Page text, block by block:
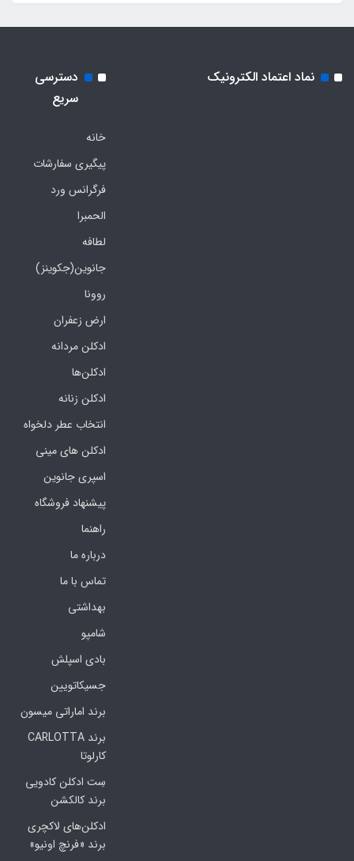
نماد اعتماد الکترونیک
دسترسی
سریع
خانه
پیگیری سفارشات
فرگرانس ورد
الحمبرا
لطافه
جانوین(جکوینز)
روونا
ارض زعفران
ادکلن مردانه
ادکلن‌ها
ادکلن زنانه
انتخاب عطر دلخواه
ادکلن های مینی
اسپری جانوین
پیشنهاد فروشگاه
راهنما
درباره ما
تماس با ما
بهداشتی
شامپو
بادی اسپلش
جسیکاتویین
برند اماراتی میسون
برند CARLOTTA
کارلوتا
سِت ادکلن کادویی
برند کالکشن
ادکلن‌های لاکچری
برند «فرنچ اونیو»